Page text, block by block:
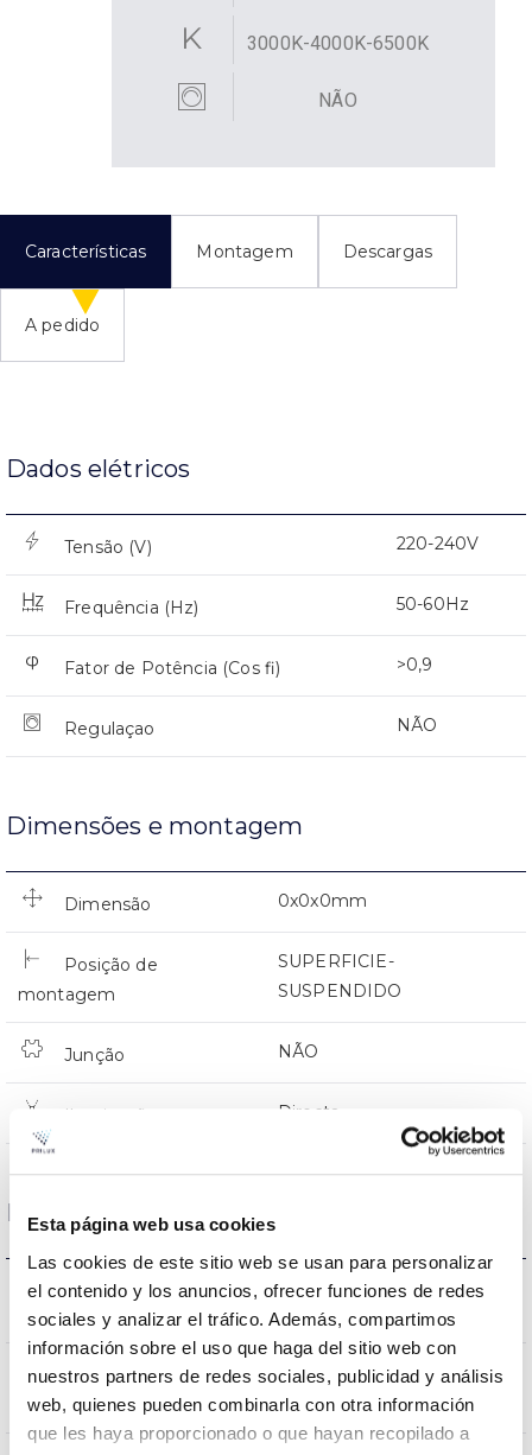
Esta página web usa cookies
Las cookies de este sitio web se usan para personalizar
el contenido y los anuncios, ofrecer funciones de redes
sociales y analizar el tráfico. Además, compartimos
información sobre el uso que haga del sitio web con
nuestros partners de redes sociales, publicidad y análisis
web, quienes pueden combinarla con otra información
que les haya proporcionado o que hayan recopilado a
3000K-4000K-6500K
NÃO
Características Montagem Descargas
A pedido
Dados elétricos
Tensão (V) 220-240V
Frequência (Hz) 50-60Hz
Fator de Potência (Cos fi) >0,9
Regulaçao NÃO
Dimensões e montagem
Dimensão 0x0x0mm
Posição de
montagem
SUPERFICIE-
SUSPENDIDO
Junção NÃO
Iluminação Directa
Dados ópticos
Temperatura de cor
3000K-4000K-
6500K
CRI Índice de repr.
cromática
80